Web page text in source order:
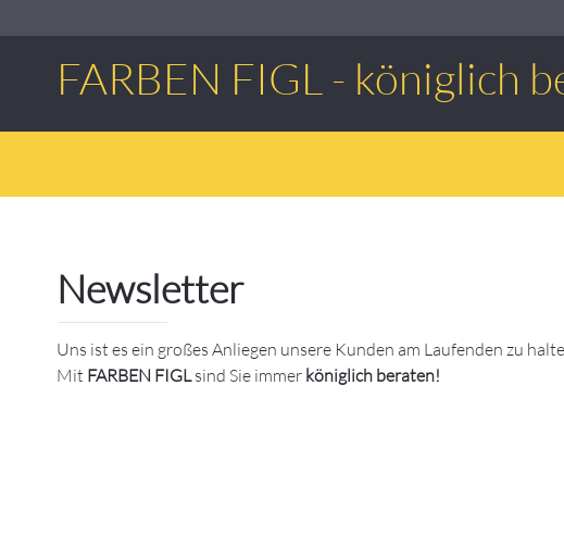
FARBEN FIGL - königlich
Newsletter
Uns ist es ein großes Anliegen unsere Kunden am Laufenden zu
Mit FARBEN FIGLsind Sie immer königlich beraten!